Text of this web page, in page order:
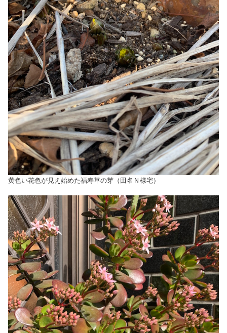
黄色い花色が見え始めた福寿草の芽（田名Ｎ様宅）